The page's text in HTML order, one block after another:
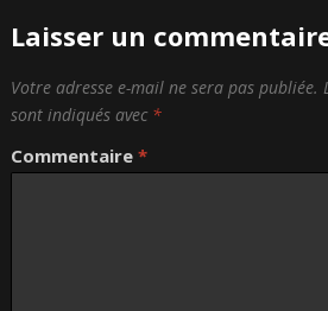
Laisser un
Votre adresse e-mail ne sera pas publiée.
sont indiqués avec *
Commentaire *